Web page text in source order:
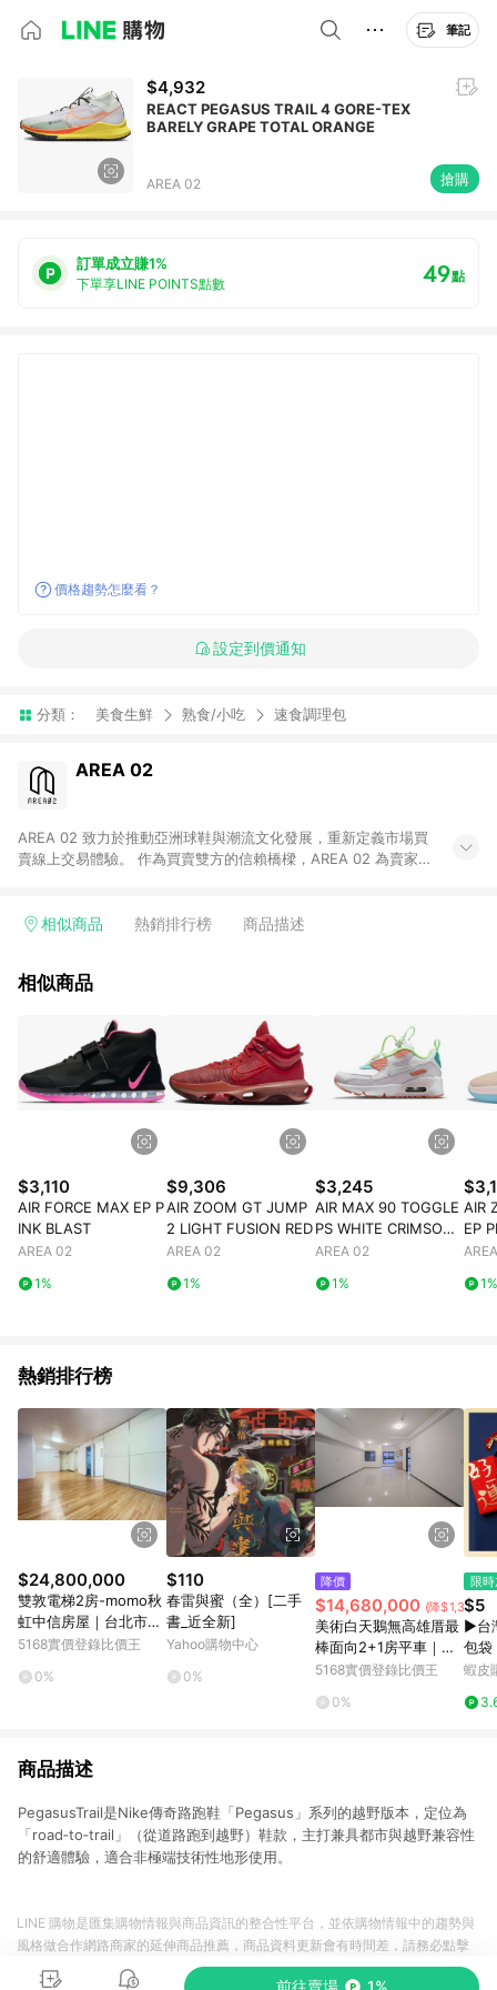
筆記
$4,932
REACT PEGASUS TRAIL 4 GORE-TEX
BARELY GRAPE TOTAL ORANGE
AREA 02 搶購
訂單成立賺1%
下單享LINE POINTS點數 49點
價格趨勢怎麼看？
設定到價通知
分類： 美食生鮮 熟食/小吃 速食調理包
AREA 02
AREA 02 致力於推動亞洲球鞋與潮流文化發展，重新定義市場買
賣線上交易體驗。 作為買賣雙方的信賴橋樑，AREA 02 為賣家提
鞋、街頭服飾與收藏品交易平台。 客服專線：+886-2-2706-
相似商品 熱銷排行榜 商品描述
相似商品
$3,110
AIR FORCE MAX EP P
INK BLAST
AREA 02
1%
$9,306
AIR ZOOM GT JUMP
2 LIGHT FUSION RED
AREA 02
1%
$3,245
AIR MAX 90 TOGGLE
PS WHITE CRIMSON
BLISS
AREA 02
1%
AIR
EP
1%
熱銷排行榜
$24,800,000
雙敦電梯2房-momo秋
虹中信房屋｜台北市松
山區長安東路二段
5168實價登錄比價王
0%
$110
春雷與蜜（全）[二手
書_近全新]
Yahoo購物中心
0%
降價
$14,680,000 (降
美術白天鵝無高雄厝最
棒面向2+1房平車｜高
雄市鼓山區美術東四路
5168實價登錄比價王
0%
限
$5
▶台
包袋
色紅
蝦皮
商品描述
PegasusTrail是Nike傳奇路跑鞋「Pegasus」系列的越野版本，定位為
「road‑to‑trail」（從道路跑到越野）鞋款，主打兼具都市與越野兼容性
的舒適體驗，適合非極端技術性地形使用。
前往賣場 1%
LINE 購物是匯集購物情報與商品資訊的整合性平台，並依購物情報中的趨勢與
風格做合作網路商家的延伸商品推薦，商品資料更新會有時間差，請務必點擊
商品至各合作網路商家，確認現售價與購物條件，一切資訊以合作廠商網頁為